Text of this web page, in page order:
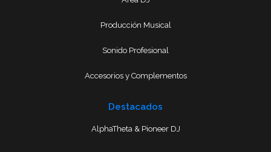
Producción Musical
Sonido Profesional
Accesorios y Complementos
Destacados
AlphaTheta & Pioneer DJ